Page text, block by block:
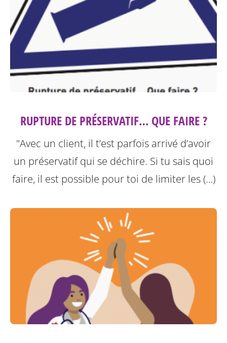
RUPTURE DE PRÉSERVATIF… QUE FAIRE ?
"Avec un client, il t’est parfois arrivé d’avoir
un préservatif qui se déchire. Si tu sais quoi
faire, il est possible pour toi de limiter les (…)